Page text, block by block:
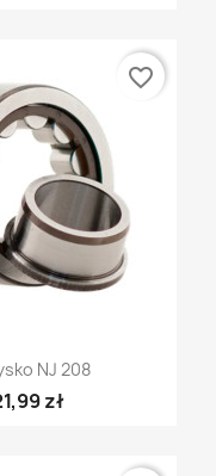
podgląd
NJ 208
zł
favorite_border